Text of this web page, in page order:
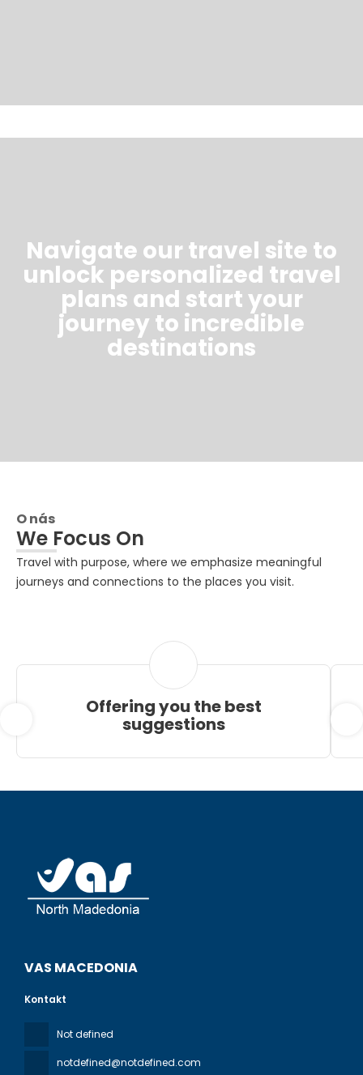
Navigate our travel site to
unlock personalized travel
plans and start your
journey to incredible
destinations
O nás
We Focus On
Travel with purpose, where we emphasize meaningful
journeys and connections to the places you visit.
Offering you the best
suggestions
VAS MACEDONIA
Kontakt
Not defined
notdefined@notdefined.com